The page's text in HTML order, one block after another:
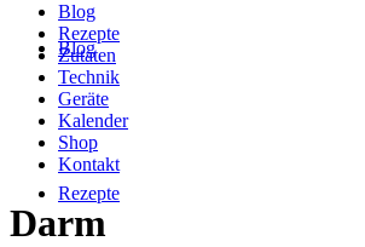
Blog
Rezepte
Blog
Rezepte
Zutaten
Technik
Geräte
Kalender
Shop
Kontakt
Darm